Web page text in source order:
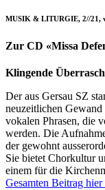
MUSIK & LITURGIE, 2//21,
Zur CD «Missa
Klingende
Der aus Gersau SZ
neuzeitlichen
vokalen Phrasen, die
werden. Die
der gewohnt
Sie bietet Chorkultur
einem für die
Gesamten Beitrag hier